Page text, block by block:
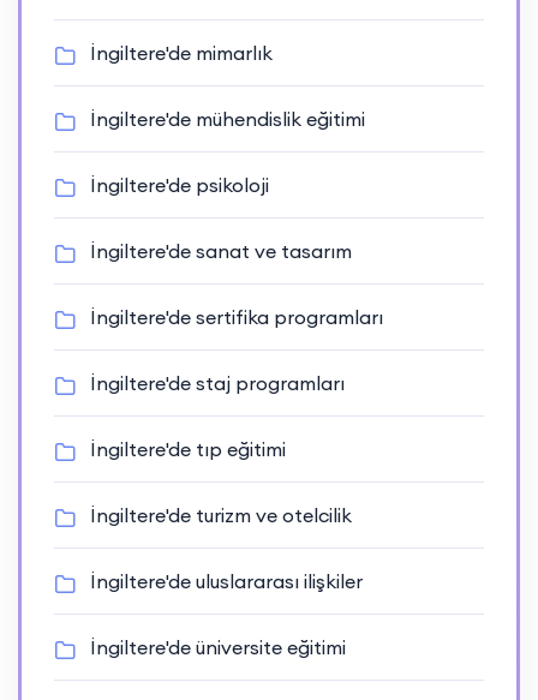
İngiltere'de mimarlık
İngiltere'de mühendislik eğitimi
İngiltere'de psikoloji
İngiltere'de sanat ve tasarım
İngiltere'de sertifika programları
İngiltere'de staj programları
İngiltere'de tıp eğitimi
İngiltere'de turizm ve otelcilik
İngiltere'de uluslararası ilişkiler
İngiltere'de üniversite eğitimi